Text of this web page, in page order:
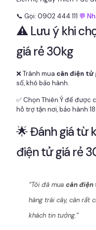
📞 Gọi: 0902 444 111 💬
⚠️ Lưu ý khi
giá rẻ 30kg
❌ Tránh mua cân điện tử
số, khó bảo hành.
✅ Chọn Thiên Ý để được
hỗ trợ tận nơi, bảo hành
🌟 Đánh giá từ
điện tử giá rẻ
“Tôi đã mua cân điện
hàng trái cây, cân rất
khách tin tưởng.”